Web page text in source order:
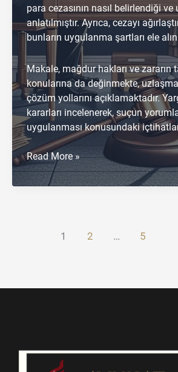
para cezasının nasıl belirlendiği ve
anlatılmıştır. Ayrıca, cezayı
bunların uygulanma şartları ele
Makale, mağdur hakları ve zararın
konularına da değinmekte,
çözüm yollarını açıklamaktadır.
kararları incelenerek, suçun
uygulanması konusundaki içtihatlar
Mala
Zarar
Verme
ve
Read More »
1 2 … 5